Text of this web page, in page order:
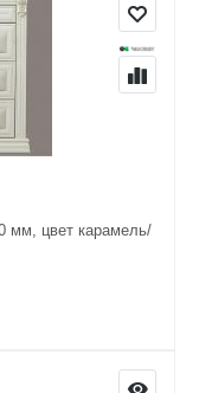
мм, цвет карамель/